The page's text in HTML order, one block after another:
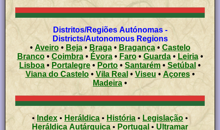
Distritos/Regiões Autónomas -
Districts/Autonomous Regions
• Aveiro• Beja•Braga• Bragança• Castelo
Branco• Coimbra• Évora•Faro• Guarda• Leiria•
Lisboa • Portalegre • Porto • Santarém • Setúbal •
Viana do Castelo• Vila Real • Viseu • Açores •
Madeira •
• Index• Heráldica • História • Legislação •
Heráldica Autárquica • Portugal • Ultramar